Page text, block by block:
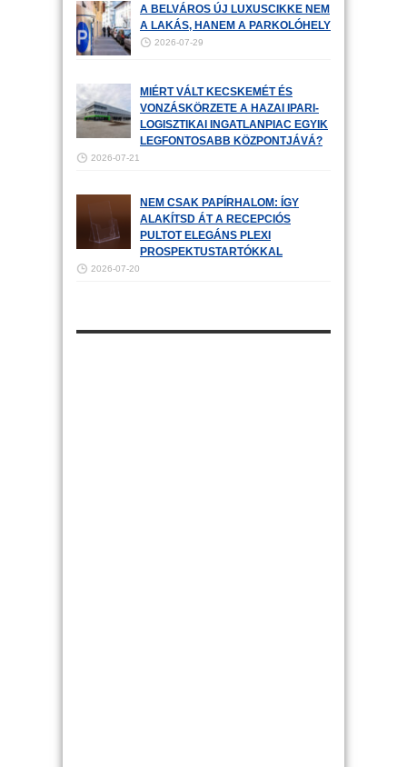
A BELVÁROS ÚJ LUXUSCIKKE NEM
A LAKÁS, HANEM A PARKOLÓHELY
2026-07-29
MIÉRT VÁLT KECSKEMÉT ÉS
VONZÁSKÖRZETE A HAZAI IPARI-
LOGISZTIKAI INGATLANPIAC EGYIK
LEGFONTOSABB KÖZPONTJÁVÁ?
2026-07-21
NEM CSAK PAPÍRHALOM: ÍGY
ALAKÍTSD ÁT A RECEPCIÓS
PULTOT ELEGÁNS PLEXI
PROSPEKTUSTARTÓKKAL
2026-07-20